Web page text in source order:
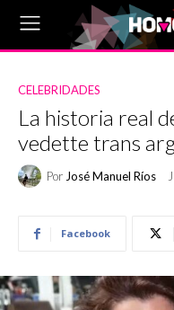
CELEBRIDADES
La historia real
vedette trans
Por José Manuel Ríos
Facebook